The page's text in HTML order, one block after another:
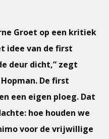
Groet op een kritiek
idee van de first
deur dicht,” zegt
De first
een eigen ploeg. Dat
hoe houden we
voor de vrijwillige